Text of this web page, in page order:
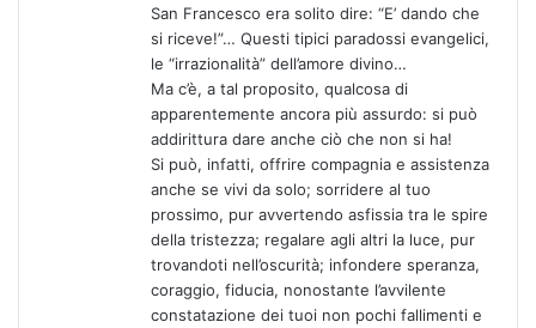
San Francesco era solito dire: “E’ dando che
si riceve!”… Questi tipici paradossi evangelici,
le “irrazionalità” dell’amore divino…
Ma c’è, a tal proposito, qualcosa di
apparentemente ancora più assurdo: si può
addirittura dare anche ciò che non si ha!
Si può, infatti, offrire compagnia e assistenza
anche se vivi da solo; sorridere al tuo
prossimo, pur avvertendo asfissia tra le spire
della tristezza; regalare agli altri la luce, pur
trovandoti nell’oscurità; infondere speranza,
coraggio, fiducia, nonostante l’avvilente
constatazione dei tuoi non pochi fallimenti e